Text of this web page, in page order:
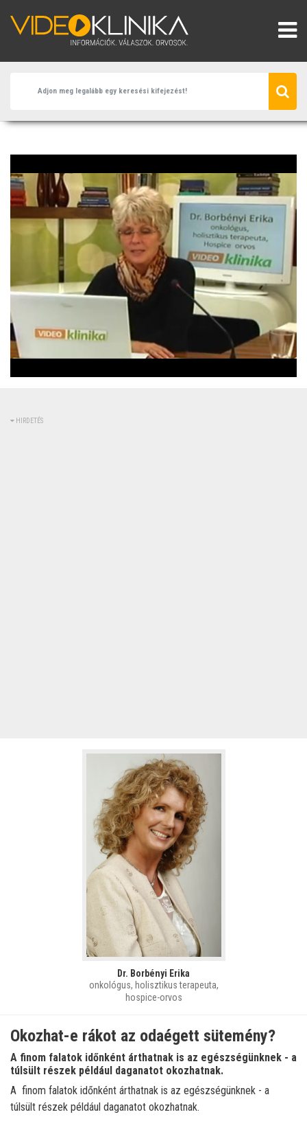
kikapcsolva
0%
0%
HIRDETÉS
Dr. Borbényi Erika
onkológus, holisztikus terapeuta,
hospice-orvos
Okozhat-e rákot az odaégett sütemény?
A finom falatok időnként árthatnak is az egészségünknek - a
túlsült részek például daganatot okozhatnak.
A finom falatok időnként árthatnak is az egészségünknek - a
túlsült részek például daganatot okozhatnak.